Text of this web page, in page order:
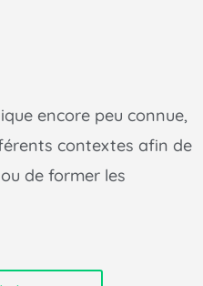
encore peu connue,
contextes afin de
de former les